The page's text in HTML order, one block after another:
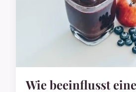
Wie beeinflusst eine